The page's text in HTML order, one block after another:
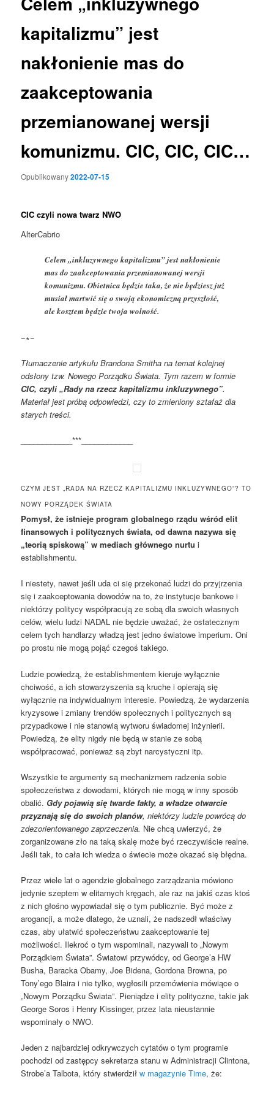
kapitalizmu” jest
nakłonienie mas do
zaakceptowania
przemianowanej wersji
komunizmu. CIC, CIC, CIC…
Opublikowany2022-07-15
CIC czyli nowa twarz NWO
AlterCabrio
Celem „inkluzywnego kapitalizmu” jest nakłonienie
mas do zaakceptowania przemianowanej wersji
komunizmu. Obietnica będzie taka, że ​​nie będziesz już
musiał martwić się o swoją ekonomiczną przyszłość,
ale kosztem będzie twoja wolność.
−∗−
Tłumaczenie artykułu Brandona Smitha na temat kolejnej
odsłony tzw. Nowego Porządku Świata. Tym razem w formie
CIC, czyli „Rady na rzecz kapitalizmu inkluzywnego”.
Materiał jest próbą odpowiedzi, czy to zmieniony sztafaż dla
starych treści.
____________***____________
CZYM JEST „RADA NA RZECZ KAPITALIZMU INKLUZYWNEGO”? TO
NOWY PORZĄDEK ŚWIATA
Pomysł, że istnieje program globalnego rządu wśród elit
finansowych i politycznych świata, od dawna nazywa się
„teorią spiskową” w mediach głównego nurtui
establishmentu.
I niestety, nawet jeśli uda ci się przekonać ludzi do przyjrzenia
się i zaakceptowania dowodów na to, że instytucje bankowe i
niektórzy politycy współpracują ze sobą dla swoich własnych
celów, wielu ludzi NADAL nie będzie uważać, że ostatecznym
celem tych handlarzy władzą jest jedno światowe imperium. Oni
po prostu nie mogą pojąć czegoś takiego.
Ludzie powiedzą, że establishmentem kieruje wyłącznie
chciwość, a ich stowarzyszenia są kruche i opierają się
wyłącznie na indywidualnym interesie. Powiedzą, że wydarzenia
kryzysowe i zmiany trendów społecznych i politycznych są
przypadkowe i nie stanowią wytworu świadomej inżynierii.
Powiedzą, że elity nigdy nie będą w stanie ze sobą
współpracować, ponieważ są zbyt narcystyczni itp.
Wszystkie te argumenty są mechanizmem radzenia sobie
społeczeństwa z dowodami, których nie mogą w inny sposób
obalić. Gdy pojawią się twarde fakty, a władze otwarcie
przyznają się do swoich planów, niektórzy ludzie powrócą do
zdezorientowanego zaprzeczenia. Nie chcą uwierzyć, że
zorganizowane zło na taką skalę może być rzeczywiście realne.
Jeśli tak, to cała ich wiedza o świecie może okazać się błędna.
Przez wiele lat o agendzie globalnego zarządzania mówiono
jedynie szeptem w elitarnych kręgach, ale raz na jakiś czas ktoś
z nich głośno wypowiadał się o tym publicznie. Być może z
arogancji, a może dlatego, że uznali, że nadszedł właściwy
czas, aby ułatwić społeczeństwu zaakceptowanie tej
możliwości. Ilekroć o tym wspominali, nazywali to „Nowym
Porządkiem Świata”. Światowi przywódcy, od George’a HW
Busha, Baracka Obamy, Joe Bidena, Gordona Browna, po
Tony’ego Blaira i nie tylko, wygłosili przemówienia mówiące o
„Nowym Porządku Świata”. Pieniądze i elity polityczne, takie jak
George Soros i Henry Kissinger, przez lata nieustannie
wspominały o NWO.
Jeden z najbardziej odkrywczych cytatów o tym programie
pochodzi od zastępcy sekretarza stanu w Administracji Clintona,
Strobe’a Talbota, który stwierdziłw magazynie Time, że: